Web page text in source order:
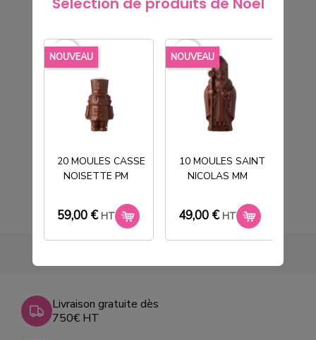
NOUVEAU
20 MOULES CASSE
NOISETTE PM
59,00 € HT
favorite_border NOUVEAU
10 MOULES SAINT
NICOLAS MM
49,00 € HT
favorite_border
15 MOULES 9X6 FRITURE DES
Livraison gratuite dès
750€ HT